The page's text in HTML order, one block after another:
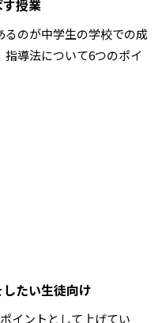
授業
のが中学生の学校での成
導法について6つのポイ
たい生徒向け
イントとして上げてい